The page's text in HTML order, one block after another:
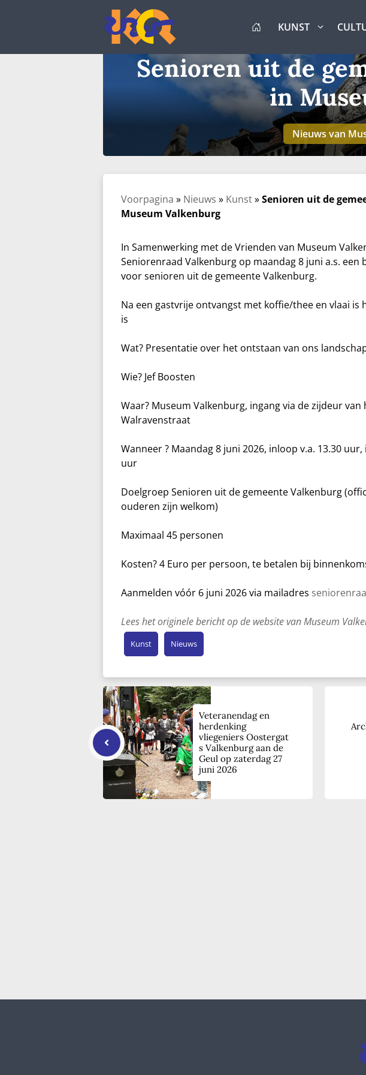
KUNST
Senioren uit de
in
Nieuws van
Voorpagina » Nieuws » Kunst»Senioren uit de
Museum Valkenburg
In Samenwerking met de Vrienden van Museum
Seniorenraad Valkenburg op maandag 8 juni a.s.
voor senioren uit de gemeente Valkenburg.
Na een gastvrije ontvangst met koffie/thee en vlaai is
is
Wat? Presentatie over het ontstaan van ons
Wie? Jef Boosten
Waar? Museum Valkenburg, ingang via de zijdeur
Walravenstraat
Wanneer ? Maandag 8 juni 2026, inloop v.a. 13.30
uur
Doelgroep Senioren uit de gemeente Valkenburg
ouderen zijn welkom)
Maximaal 45 personen
Kosten? 4 Euro per persoon, te betalen bij
Aanmelden vóór 6 juni 2026 via mailadres
Lees het originele bericht op de website van Museum
Kunst Nieuws
Veteranendag en
herdenking
vliegeniers Oostergat
s Valkenburg aan de
Geul op zaterdag 27
juni 2026